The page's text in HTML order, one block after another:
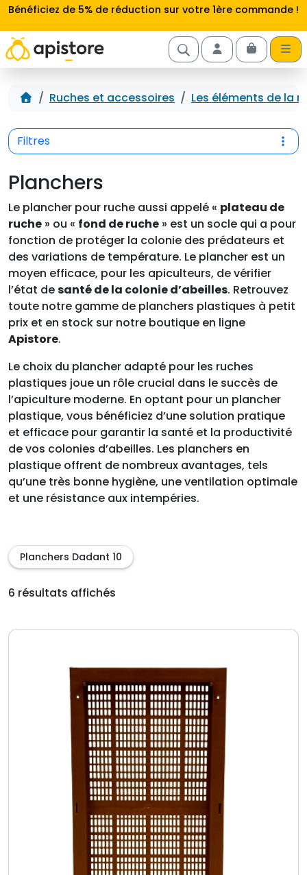
Aller au contenu
Bénéficiez de 5% de réduction sur votre 1ère commande !
Account
Cart
Accueil
Ruches et accessoires Les éléments de la
Filtres
Planchers
Le plancher pour ruche aussi appelé « plateau de
ruche » ou « fond de ruche » est un socle qui a pour
fonction de protéger la colonie des prédateurs et
des variations de température. Le plancher est un
moyen efficace, pour les apiculteurs, de vérifier
l’état desanté de la colonie d’abeilles. Retrouvez
toute notre gamme de planchers plastiques à petit
prix et en stock sur notre boutique en ligne
Apistore.
Le choix du plancher adapté pour les ruches
plastiques joue un rôle crucial dans le succès de
l’apiculture moderne. En optant pour un plancher
plastique, vous bénéficiez d’une solution pratique
et efficace pour garantir la santé et la productivité
de vos colonies d’abeilles. Les planchers en
plastique offrent de nombreux avantages, tels
qu’une très bonne hygiène, une ventilation optimale
et une résistance aux intempéries.
Planchers Dadant 10
6 résultats affichés